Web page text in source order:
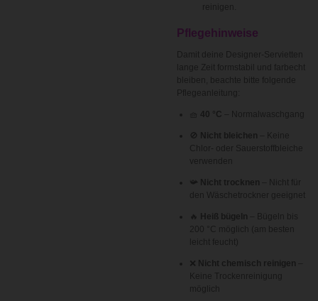
reinigen.
Pflegehinweise
Damit deine Designer-Servietten
lange Zeit formstabil und farbecht
bleiben, beachte bitte folgende
Pflegeanleitung:
40 °C – Normalwaschgang
🚫 Nicht bleichen – Keine
Chlor- oder Sauerstoffbleiche
verwenden
📯 Nicht trocknen – Nicht für
den Wäschetrockner geeignet
🔥 Heiß bügeln – Bügeln bis
200 °C möglich (am besten
leicht feucht)
❌ Nicht chemisch reinigen
Keine Trockenreinigung
möglich